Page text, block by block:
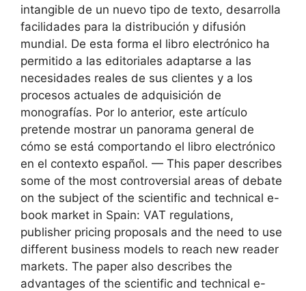
intangible de un nuevo tipo de texto, desarrolla
facilidades para la distribución y difusión
mundial. De esta forma el libro electrónico ha
permitido a las editoriales adaptarse a las
necesidades reales de sus clientes y a los
procesos actuales de adquisición de
monografías. Por lo anterior, este artículo
pretende mostrar un panorama general de
cómo se está comportando el libro electrónico
en el contexto español. — This paper describes
some of the most controversial areas of debate
on the subject of the scientific and technical e-
book market in Spain: VAT regulations,
publisher pricing proposals and the need to use
different business models to reach new reader
markets. The paper also describes the
advantages of the scientific and technical e-